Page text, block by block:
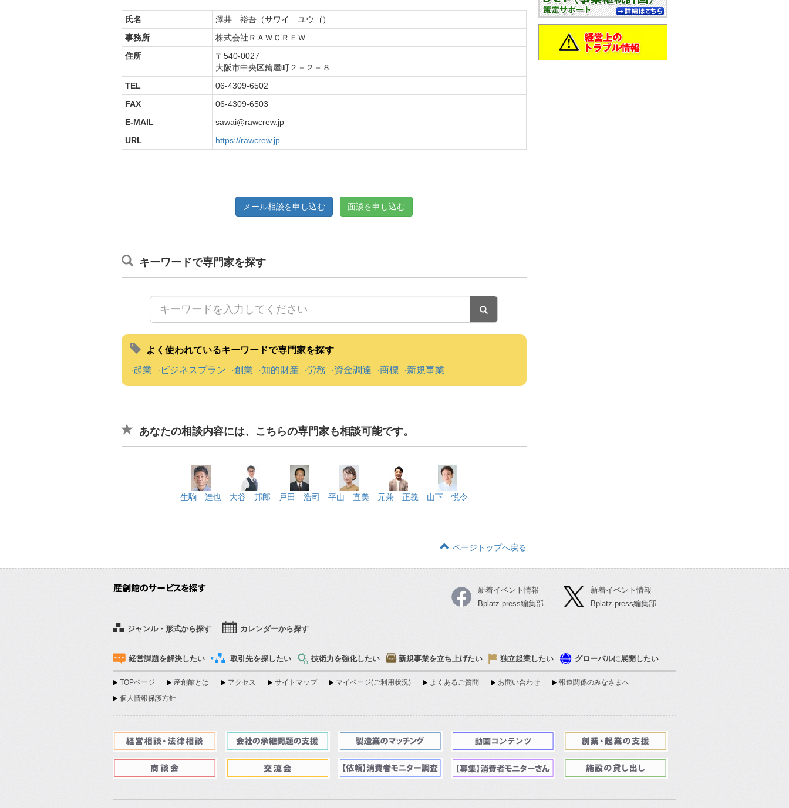
氏名
澤井 裕吾（サワイ ユウゴ）
事務所
株式会社ＲＡＷＣＲＥＷ
住所
〒540-0027
大阪市中央区鎗屋町２－２－８
TEL
06-4309-6502
FAX
06-4309-6503
E-MAIL
sawai@rawcrew.jp
URL
https://rawcrew.jp
メール相談を申し込む 面談を申し込む
キーワードで専門家を探す
よく使われているキーワードで専門家を探す
起業
ビジネスプラン 創業 知的財産 労務 資金調達 商標 新規事業
あなたの相談内容には、こちらの専門家も相談可能です。
生駒 達也 大谷 邦郎 戸田 浩司 平山 直美 元兼 正義 山下 悦令
ページトップへ戻る
新着イベント情報
Bplatz press編集部
新着イベント情報
Bplatz press編集部
ジャンル・形式から探す カレンダーから探す
経営課題を解決したい 取引先を探したい 技術力を強化したい 新規事業を立ち上げたい 独立起業したい グローバルに展開したい
TOPページ 産創館とは アクセス サイトマップ マイページ(ご利用状況) よくあるご質問 お問い合わせ
報道関係のみなさまへ
個人情報保護方針